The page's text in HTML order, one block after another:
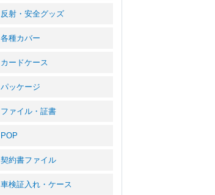
反射・安全グッズ
各種カバー
カードケース
パッケージ
ファイル・証書
POP
契約書ファイル
車検証入れ・ケース